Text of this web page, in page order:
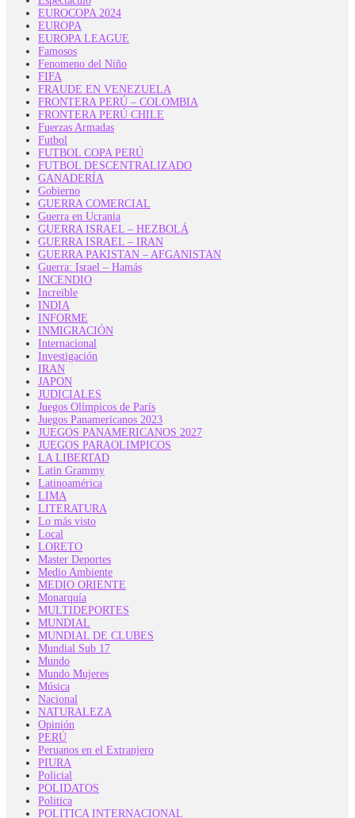
EUROCOPA 2024
EUROPA
EUROPA LEAGUE
Famosos
Fenomeno del Niño
FIFA
FRAUDE EN VENEZUELA
FRONTERA PERÚ – COLOMBIA
FRONTERA PERÚ CHILE
Fuerzas Armadas
Futbol
FUTBOL COPA PERÚ
FUTBOL DESCENTRALIZADO
GANADERÍA
Gobierno
GUERRA COMERCIAL
Guerra en Ucrania
GUERRA ISRAEL – HEZBOLÁ
GUERRA ISRAEL – IRAN
GUERRA PAKISTAN – AFGANISTAN
Guerra: Israel – Hamás
INCENDIO
Increible
INDIA
INFORME
INMIGRACIÓN
Internacional
Investigación
IRAN
JAPON
JUDICIALES
Juegos Olímpicos de París
Juegos Panamericanos 2023
JUEGOS PANAMERICANOS 2027
JUEGOS PARAOLIMPICOS
LA LIBERTAD
Latin Grammy
Latinoamérica
LIMA
LITERATURA
Lo más visto
Local
LORETO
Master Deportes
Medio Ambiente
MEDIO ORIENTE
Monarquía
MULTIDEPORTES
MUNDIAL
MUNDIAL DE CLUBES
Mundial Sub 17
Mundo
Mundo Mujeres
Música
Nacional
NATURALEZA
Opinión
PERÚ
Peruanos en el Extranjero
PIURA
Policial
POLIDATOS
Politica
POLITICA INTERNACIONAL